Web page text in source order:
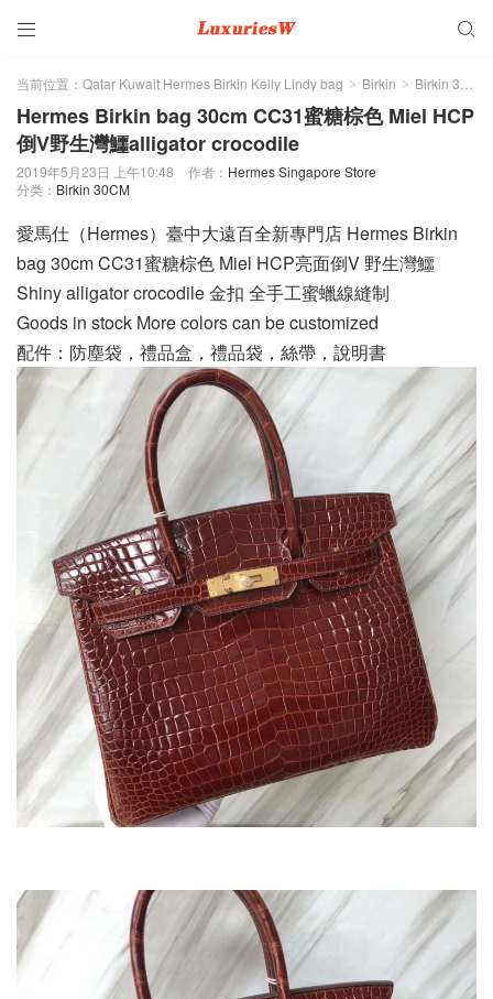
 
当前位置： Qatar Kuwait Hermes Birkin Kelly Lindy bag > Birkin > Birkin 30CM
Hermes Birkin bag 30cm CC31蜜糖棕色 Miel HCP
倒V野生灣鱷alligator crocodile
2019年5月23日 上午10:48 作者： Hermes Singapore Store
分类： Birkin 30CM
愛馬仕（Hermes）臺中大遠百全新專門店 Hermes Birkin
bag 30cm CC31蜜糖棕色 Miel HCP亮面倒V 野生灣鱷
Shiny alligator crocodile 金扣 全手工蜜蠟線縫制
Goods in stock More colors can be customized
配件：防塵袋，禮品盒，禮品袋，絲帶，說明書